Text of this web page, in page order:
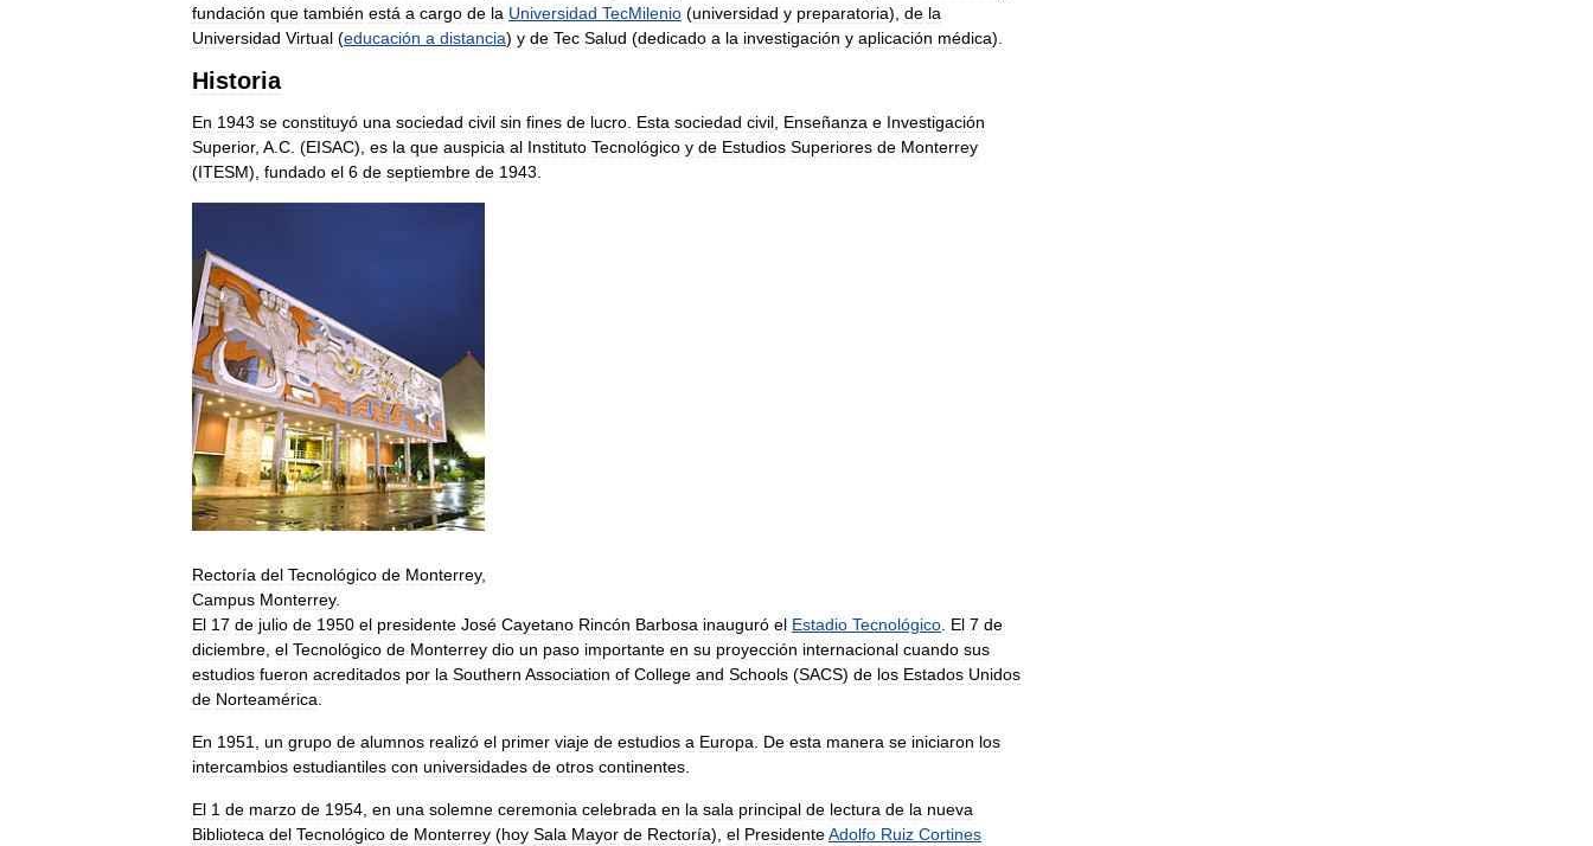
fundación que también está a cargo de la Universidad TecMilenio (universidad y preparatoria), de la
Universidad Virtual (educación a distancia) y de Tec Salud (dedicado a la investigación y aplicación médica).
Historia
En 1943 se constituyó una sociedad civil sin fines de lucro Esta sociedad civil Enseñanza e Investigación
Superior, A C . (EISAC), es la que auspicia al Instituto Tecnológico y de Estudios Superiores de Monterrey
(ITESM), fundado el 6 de septiembre de 1943
Rectoría del Tecnológico de Monterrey,
Campus Monterrey.
El 17 de julio de 1950 el presidente José Cayetano Rincón Barbosa inauguró el Estadio Tecnológico. El 7 de
diciembre, el Tecnológico de Monterrey dio un paso importante en su proyección internacional cuando sus
estudios fueron acreditados por la Southern Association of College and Schools (SACS) de los Estados Unidos
de Norteamérica.
En 1951, un grupo de alumnos realizó el primer viaje de estudios a Europa. De esta manera se iniciaron los
intercambios estudiantiles con universidades de otros continentes.
El 1 de marzo de 1954, en una solemne ceremonia celebrada en la sala principal de lectura de la nueva
Biblioteca del Tecnológico de Monterrey (hoy Sala Mayor de Rectoría), el PresidenteAdolfo Ruiz Cortines